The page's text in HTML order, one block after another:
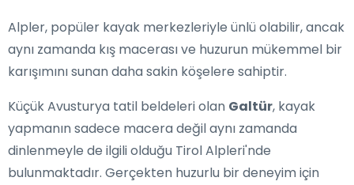
Alpler, popüler kayak merkezleriyle ünlü olabilir, ancak
aynı zamanda kış macerası ve huzurun mükemmel bir
karışımını sunan daha sakin köşelere sahiptir.
Küçük Avusturya tatil beldeleri olan Galtür, kayak
yapmanın sadece macera değil aynı zamanda
dinlenmeyle de ilgili olduğu Tirol Alpleri'nde
bulunmaktadır. Gerçekten huzurlu bir deneyim için